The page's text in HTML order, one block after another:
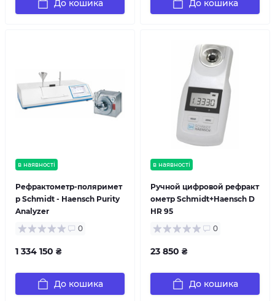
До кошика До кошика
в наявності
Рефрактометр-поляримет
р Schmidt - Haensch Purity
Analyzer
0
1 334 150 ₴
До кошика
в наявності
Ручной цифровой рефракт
ометр Schmidt+Haensch D
HR 95
0
23 850 ₴
До кошика